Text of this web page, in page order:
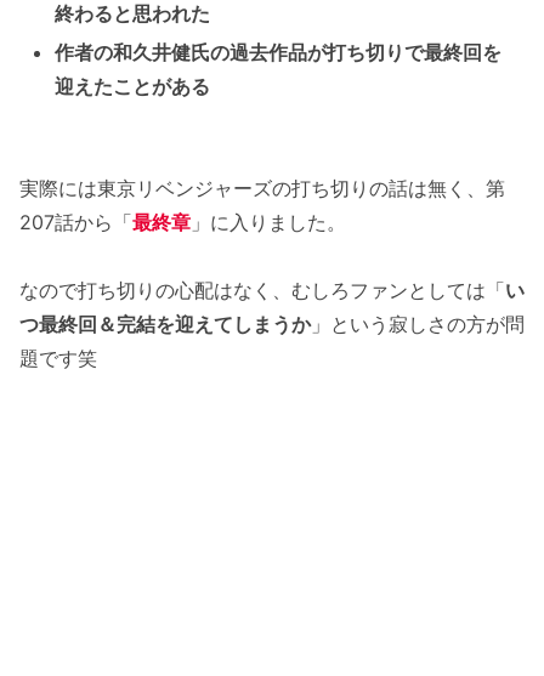
終わると思われた
作者の和久井健氏の過去作品が打ち切りで最終回を
迎えたことがある
実際には東京リベンジャーズの打ち切りの話は無く、第
207話から「最終章 」に入りました。
なので打ち切りの心配はなく、むしろファンとしては「い
つ最終回＆完結を迎えてしまうか」という寂しさの方が問
題です笑